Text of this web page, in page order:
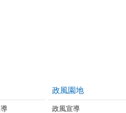
政風園地
政風宣導